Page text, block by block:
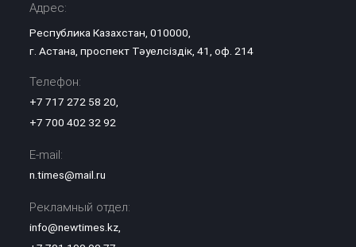
Адрес:
Республика Казахстан, 010000,
г. Астана, проспект Тәуелсіздік, 41, оф. 214
Телефон:
+7 717 272 58 20,
+7 700 402 32 92
E-mail:
n.times@mail.ru
Рекламный отдел:
info@newtimes.kz,